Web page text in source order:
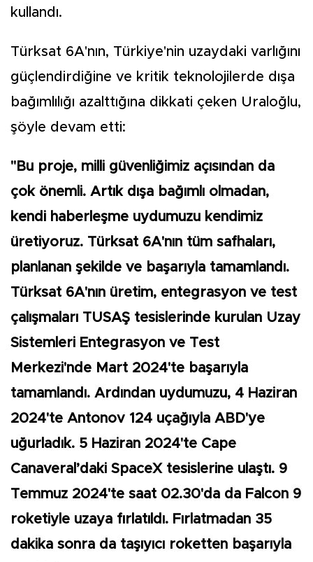
kullandı.
Türksat 6A'nın, Türkiye'nin uzaydaki varlığını
güçlendirdiğine ve kritik teknolojilerde dışa
bağımlılığı azalttığına dikkati çeken Uraloğlu,
şöyle devam etti:
"Bu proje, milli güvenliğimiz açısından da
çok önemli. Artık dışa bağımlı olmadan,
kendi haberleşme uydumuzu kendimiz
üretiyoruz. Türksat 6A'nın tüm safhaları,
planlanan şekilde ve başarıyla tamamlandı.
Türksat 6A'nın üretim, entegrasyon ve test
çalışmaları TUSAŞ tesislerinde kurulan Uzay
Sistemleri Entegrasyon ve Test
Merkezi'nde Mart 2024'te başarıyla
tamamlandı. Ardından uydumuzu, 4 Haziran
2024'te Antonov 124 uçağıyla ABD'ye
uğurladık. 5 Haziran 2024'te Cape
Canaveral’daki SpaceX tesislerine ulaştı. 9
Temmuz 2024'te saat 02.30'da da Falcon 9
roketiyle uzaya fırlatıldı. Fırlatmadan 35
dakika sonra da taşıyıcı roketten başarıyla